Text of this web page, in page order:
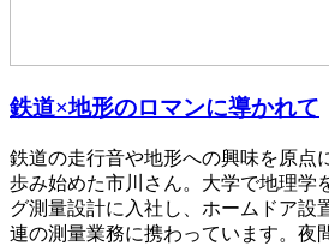
鉄道×地形のロマンに導かれて
鉄道の走行音や地形への興味を原点
歩み始めた市川さん。大学で地理学
グ測量設計に入社し、ホームドア設
連の測量業務に携わっています。夜